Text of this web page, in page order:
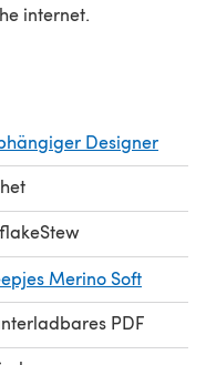
internet.
Designer
Merino Soft
PDF